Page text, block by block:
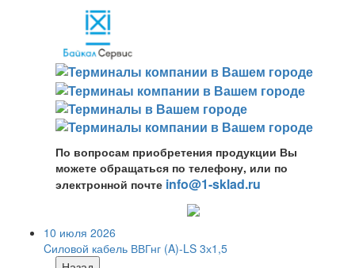
По вопросам приобретения продукции Вы
можете обращаться по телефону, или по
электронной почте info@1-sklad.ru
10 июля 2026
Cиловой кабель ВВГнг (A)-LS 3х1,5